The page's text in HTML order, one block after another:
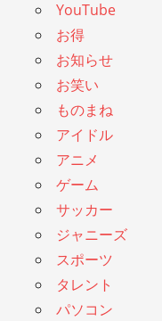
YouTube
お得
お知らせ
お笑い
ものまね
アイドル
アニメ
ゲーム
サッカー
ジャニーズ
スポーツ
タレント
パソコン